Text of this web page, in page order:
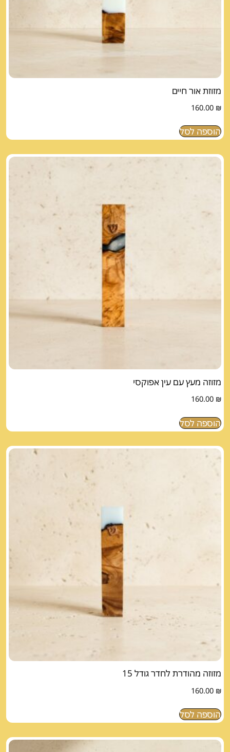
מזוזת אור חיים
160.00 ₪
הוספה לסל
מזוזה מעץ עם עין אפוקסי
160.00 ₪
הוספה לסל
מזוזה מהודרת לחדר גודל 15
160.00 ₪
הוספה לסל